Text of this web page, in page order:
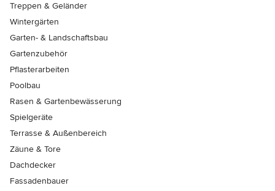
Treppen & Geländer
Wintergärten
Garten- & Landschaftsbau
Gartenzubehör
Pflasterarbeiten
Poolbau
Rasen & Gartenbewässerung
Spielgeräte
Terrasse & Außenbereich
Zäune & Tore
Dachdecker
Fassadenbauer